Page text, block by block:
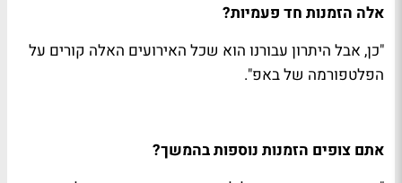
אלה הזמנות חד פעמיות?
"כן, אבל היתרון עבורנו הוא שכל האירועים האלה קורים על
הפלטפורמה של באפ".
אתם צופים הזמנות נוספות בהמשך?